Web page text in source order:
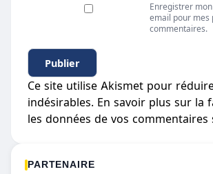
Enregistrer
email pour mes
commentaires.
Ce site utilise Akismet pour
indésirables. En savoir plus sur la
les données de vos
PARTENAIRE